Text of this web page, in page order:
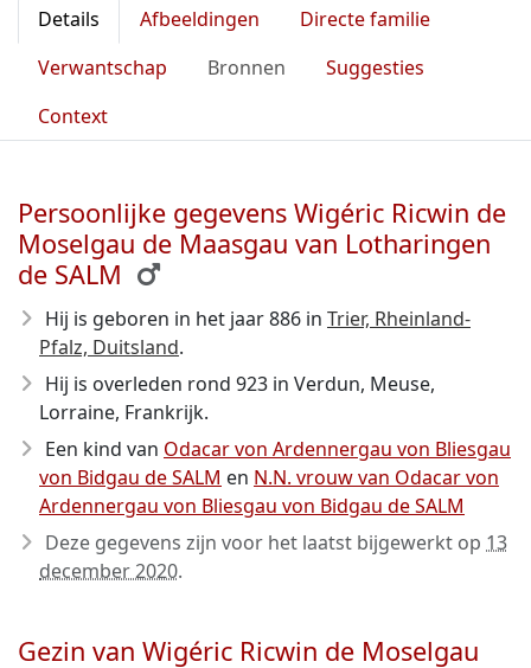
Details Afbeeldingen
Directe familie
Verwantschap
Bronnen
Suggesties
Context
Persoonlijke gegevens Wigéric Ricwin de
Moselgau de Maasgau van Lotharingen
de SALM
Hij is geboren in het jaar 886 in Trier, Rheinland-
Pfalz, Duitsland.
Hij is overleden rond 923 in Verdun, Meuse,
Lorraine, Frankrijk.
Een kind van Odacar von Ardennergau von Bliesgau
von Bidgau de SALM en N.N. vrouw van Odacar von
Ardennergau von Bliesgau von Bidgau de SALM
Deze gegevens zijn voor het laatst bijgewerkt op 13
december 2020.
Gezin van Wigéric Ricwin de Moselgau